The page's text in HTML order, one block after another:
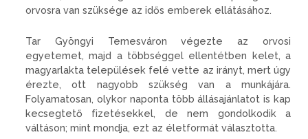
orvosra van szük­sége az idős emberek ellátásához.
Tar Gyöngyi Temesváron vé­gezte az orvosi
egyetemet, majd a többséggel ellentétben kelet, a
magyarlakta települések felé vette az irányt, mert úgy
érezte, ott nagyobb szükség van a munkájára.
Folyamatosan, olykor naponta több állásajánlatot is kap
kecseg­tető fizetésekkel, de nem gondol­kodik a
váltáson; mint mondja, ezt az életformát választotta.